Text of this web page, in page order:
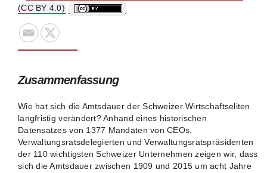
(CC BY 4.0)
Zusammenfassung
Wie hat sich die Amtsdauer der Schweizer Wirtschaftseliten
langfristig verändert? Anhand eines historischen
Datensatzes von 1377 Mandaten von CEOs,
Verwaltungsratsdelegierten und Verwaltungsratspräsidenten
der 110 wichtigsten Schweizer Unternehmen zeigen wir, dass
sich die Amtsdauer zwischen 1909 und 2015 um acht Jahre